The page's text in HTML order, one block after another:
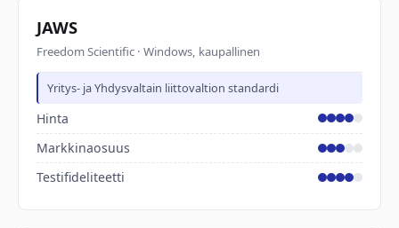
JAWS
Freedom Scientific · Windows, kaupallinen
Yritys- ja Yhdysvaltain liittovaltion standardi
Hinta
Markkinaosuus
Testifideliteetti